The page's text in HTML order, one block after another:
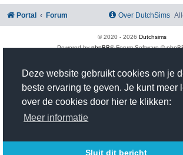
Deze website gebruikt cookies om je
beste ervaring te geven. Je kunt meer
over de cookies door hier te klikken:
Meer informatie
Sluit dit bericht
Portal Forum Over DutchSims
© 2020 - 2026 Dutchsims
Powered byphpBB® Forum Software ©
phpBB Two Factor Authentication ©
Gebruikersvoorwaarden
Time: 0.437s| Peak Memory Usage: 2.97 MiB |